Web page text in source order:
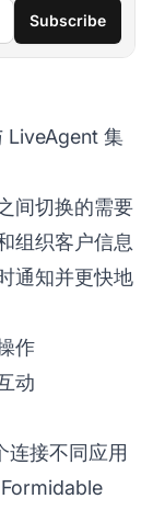
Subscribe
LiveAgent 集
间切换的需要
组织客户信息
通知并更快地
作
动
连接不同应用